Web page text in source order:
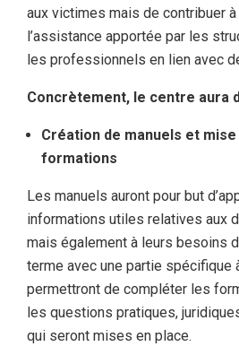
aux victimes mais de contribuer
l’assistance apportée par les
les professionnels en lien avec
Concrètement, le centre aura
Création de manuels et
formations
Les manuels auront pour but
informations utiles relatives aux
mais également à leurs besoins
terme avec une partie spécifique
permettront de compléter les
les questions pratiques,
qui seront mises en place.